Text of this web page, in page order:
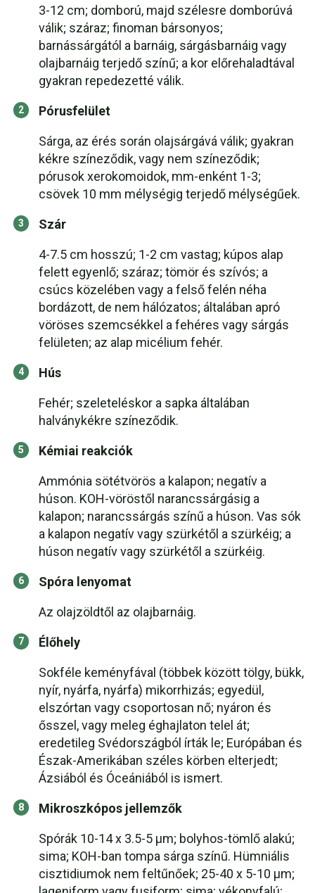
3-12 cm; domború, majd szélesre domborúvá
válik; száraz; finoman bársonyos;
barnássárgától a barnáig, sárgásbarnáig vagy
olajbarnáig terjedő színű; a kor előrehaladtával
gyakran repedezetté válik.
Pórusfelület
Sárga, az érés során olajsárgává válik; gyakran
kékre színeződik, vagy nem színeződik;
pórusok xerokomoidok, mm-enként 1-3;
csövek 10 mm mélységig terjedő mélységűek.
Szár
4-7.5 cm hosszú; 1-2 cm vastag; kúpos alap
felett egyenlő; száraz; tömör és szívós; a
csúcs közelében vagy a felső felén néha
bordázott, de nem hálózatos; általában apró
vöröses szemcsékkel a fehéres vagy sárgás
felületen; az alap micélium fehér.
Hús
Fehér; szeleteléskor a sapka általában
halványkékre színeződik.
Kémiai reakciók
Ammónia sötétvörös a kalapon; negatív a
húson. KOH-vöröstől narancssárgásig a
kalapon; narancssárgás színű a húson. Vas sók
a kalapon negatív vagy szürkétől a szürkéig; a
húson negatív vagy szürkétől a szürkéig.
Spóra lenyomat
Az olajzöldtől az olajbarnáig.
Élőhely
Sokféle keményfával (többek között tölgy, bükk,
nyír, nyárfa, nyárfa) mikorrhizás; egyedül,
elszórtan vagy csoportosan nő; nyáron és
ősszel, vagy meleg éghajlaton telel át;
eredetileg Svédországból írták le; Európában és
Észak-Amerikában széles körben elterjedt;
Ázsiából és Óceániából is ismert.
Mikroszkópos jellemzők
Spórák 10-14 x 3.5-5 µm; bolyhos-tömlő alakú;
sima; KOH-ban tompa sárga színű. Hümniális
cisztidiumok nem feltűnőek; 25-40 x 5-10 µm;